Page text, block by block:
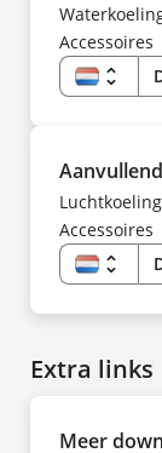
Accessoires
unfold_more
NL
FI
FR
HU
IT
KK
KO
NO
PL
PT
ZH
Accessoires
unfold_more
NL
FR
HU
KO
NO
Extra links
Meer